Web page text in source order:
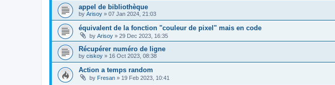
appel de bibliothèque
by Arisoy » 07 Jan 2024, 21:03
équivalent de la fonction "couleur de pixel" mais en code
by Arisoy » 29 Dec 2023, 16:35
Récupérer numéro de ligne
by ciskoy » 16 Oct 2023, 08:38
Action a temps random
by Fresan » 19 Feb 2023, 10:41